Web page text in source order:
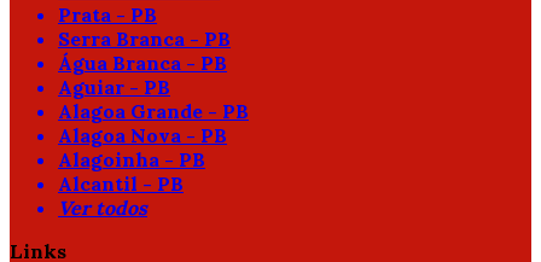
Prata - PB
Serra Branca - PB
Água Branca - PB
Aguiar - PB
Alagoa Grande - PB
Alagoa Nova - PB
Alagoinha - PB
Alcantil - PB
Ver todos
Links